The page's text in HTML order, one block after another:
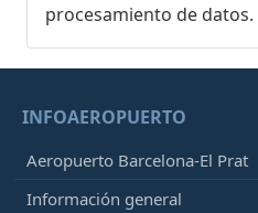
procesamiento de datos.
INFOAEROPUERTO
Aeropuerto Barcelona-El Prat
Información general